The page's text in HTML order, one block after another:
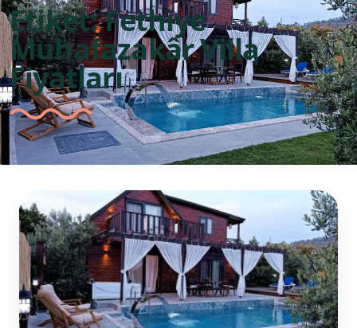
Etiket:Fethiye
Muhafazakâr Villa
Fiyatları